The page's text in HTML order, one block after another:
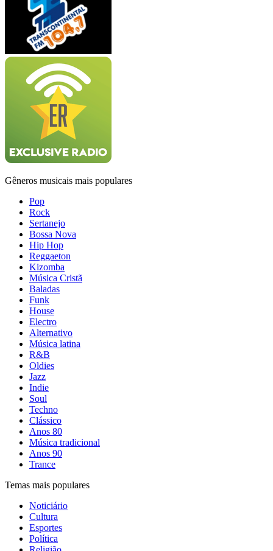
Gêneros musicais mais populares
Pop
Rock
Sertanejo
Bossa Nova
Hip Hop
Reggaeton
Kizomba
Música Cristã
Baladas
Funk
House
Electro
Alternativo
Música latina
R&B
Oldies
Jazz
Indie
Soul
Techno
Clássico
Anos 80
Música tradicional
Anos 90
Trance
Temas mais populares
Noticiário
Cultura
Esportes
Política